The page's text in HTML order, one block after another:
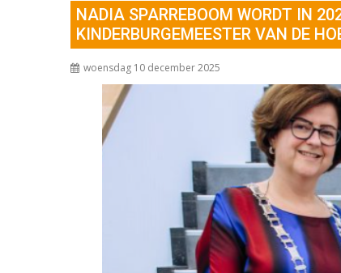
NADIA SPARREBOOM WORDT IN
KINDERBURGEMEESTER VAN DE
woensdag 10 december 2025